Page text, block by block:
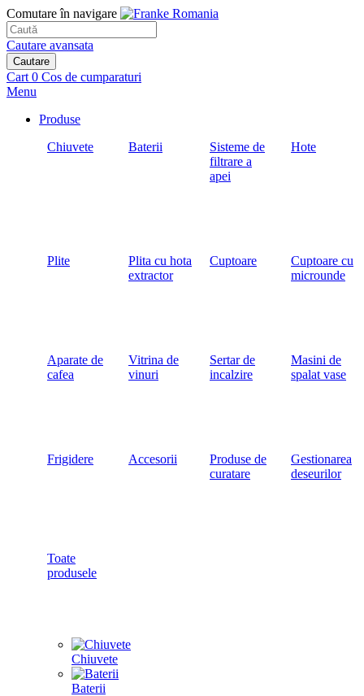
Comutare în navigare
Cautare avansata
Cautare
Cart 0 Cos de cumparaturi
Menu
Produse
Chiuvete
Baterii
Sisteme de
filtrare a
apei
Hote
Plite
Plita cu hota
extractor
Cuptoare
Cuptoare cu
microunde
Aparate de
cafea
Vitrina de
vinuri
Sertar de
incalzire
Masini de
spalat vase
Frigidere Accesorii
Produse de
curatare
Gestionarea
deseurilor
Toate
produsele
Chiuvete
Baterii